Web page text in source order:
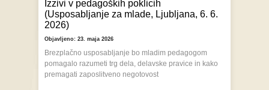
Izzivi v pedagoških poklicih
(Usposabljanje za mlade, Ljubljana, 6. 6.
2026)
Objavljeno: 23. maja 2026
Brezplačno usposabljanje bo mladim pedagogom
pomagalo razumeti trg dela, delavske pravice in kako
premagati zaposlitveno negotovost